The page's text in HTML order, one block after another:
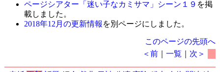
ページシアター「迷い子なカミサマ」シーン１９ を掲
載しました。
2018年12月の更新情報 を別ページにしました。
このページの先頭へ
＜前 ｜一覧 次＞